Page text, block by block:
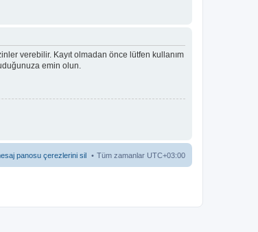
verebilir. Kayıt olmadan önce lütfen kullanım
emin olun.
Tüm zamanlar UTC+03:00
panosu çerezlerini sil